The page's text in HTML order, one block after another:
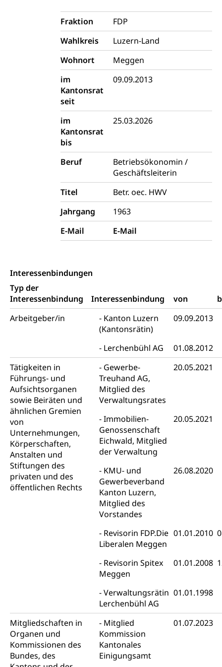
Fraktion
FDP
Wahlkreis
Luzern-Land
Wohnort
Meggen
im
Kantonsrat
seit
09.09.2013
im
Kantonsrat
bis
25.03.2026
Beruf
Betriebsökonomin /
Geschäftsleiterin
Titel
Betr. oec. HWV
Jahrgang
1963
E-Mail
E-Mail
Interessenbindungen
Typ der
Interessenbindung
Interessenbindung von
Arbeitgeber/in
Kanton Luzern
(Kantonsrätin)
09.09.2013
Lerchenbühl AG
01.08.2012
Tätigkeiten in
Führungs- und
Aufsichtsorganen
sowie Beiräten und
ähnlichen Gremien
von
Unternehmungen,
Körperschaften,
Anstalten und
Stiftungen des
privaten und des
öffentlichen Rechts
Gewerbe-
Treuhand AG,
Mitglied des
Verwaltungsrates
20.05.2021
Immobilien-
Genossenschaft
Eichwald, Mitglied
der Verwaltung
20.05.2021
KMU- und
Gewerbeverband
Kanton Luzern,
Mitglied des
Vorstandes
26.08.2020
Revisorin FDP.Die
Liberalen Meggen
01.01.2010
Revisorin Spitex
Meggen
01.01.2008
Verwaltungsrätin
Lerchenbühl AG
01.01.1998
Mitgliedschaften in
Organen und
Kommissionen des
Bundes, des
Mitglied
Kommission
Kantonales
Einigungsamt
01.07.2023
leistungsabhängige Schwerverkehrsabgabe,
Langsamverkehr, Transportmittel, Auto, Motorrad,
Individualverkehr
zentras (Betrieb und Unterhalt LU, OW, NW,
ZG)
Strassenverkehrsamt
Verkehr und Infrastruktur vif
Kantonsstrassen
Geburt, Heirat, Ehe, Partnerschaft, Tod,
Zivilstandsamt, Zivilstandsregiste
Adoptivkind, Adoptiveltern, Adoptionsvermittlung,
Adoptionsverfahren, elterliche Gewalt, elterliche
Adoption
Aufenthaltsbewilligungen
Niederlassungsbewilligung, Aufenthalt,
Niederlassung, Wohnsitz
Reisepass, Identitätskarte, Visum, Geburtsurkunde
Strafregisterauszug bestellen
Waffen, Sprengstoffe und Pyrotechnik
Strassenverkehrsamt (Führerausweis,
Fahrzeugausweis)
Namensänderungen
Einbürgerung
Nationalität, Staatsangehörigkeit,
Staatsbürgerschaft, Bürgerrecht, Erwerb des
Bürgerrechts, Verlust des Bürgerrechts,
Einbürgerungsverfahren
Einbürgerungen
Geburt
Geburtsurkunde, Geburtsschein, Geburtsanzeige
Familienzulagen (WAS Luzern)
Schwangerschaft / Geburt (gruezi.lu.ch)
Kinder und Jugendliche
Mündigkeit, Kindesschutz, Jugendschutz
Kinder- und Jugendförderung
Psychische Gesundheit
IV für Kinder und Jugendliche (WAS Luzern)
Pflege / Pflegeheim
Hauspflege, spitalexterne Pflege, Spitex
Betreuende Angehörige
Pflegeheimliste und freie Pflegeplätze
Betreuung von Angehörigen (WAS Luzern)
Religion
Kirche, Gottesdienst, Seelsorge,
Religionsvielfalt Im Kanton Luzern (unilu)
Religion (gruezi.lu.ch)
Freizeitaktivitäten, Schulsport, Spitzensport,
Breitensport, Jugend und Sport, Sportanlagen
Olympiateam Kanton Luzern
Gesundheitsförderung
Jugend+Sport
Freiwilliger Schulsport
Sportförderung
Tiermedizin, Tierarzt, Tierschutz, Jagd, Fischerei,
Tierschutz
Hobbytierhaltung und Bienen
Veterinärdienst
Todesfall
Bestattung, Beerdigung, Testament, Erbrecht,
Erbschaft, Todesschein, Todesanzeige,
Zivilstandsamt, Erben, Erbenliste